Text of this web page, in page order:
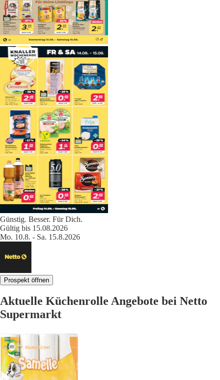
Günstig. Besser. Für Dich.
Gültig bis 15.08.2026
Mo. 10.8. - Sa. 15.8.2026
Prospekt öffnen
Aktuelle Küchenrolle Angebote bei Netto
Supermarkt